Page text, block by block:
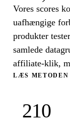
Vores scores
uafhængige
produkter
samlede
affiliate-klik,
LÆS
210